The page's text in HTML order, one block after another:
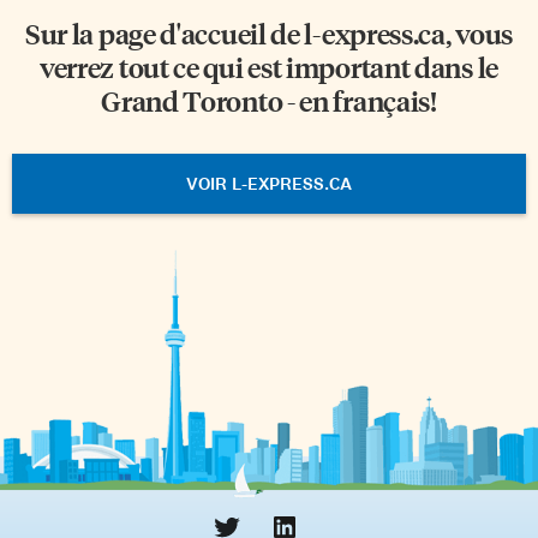
Sur la page d'accueil del-express.ca, vous
verrez tout ce qui est important dans le
Grand Toronto - en français!
VOIR L-EXPRESS.CA